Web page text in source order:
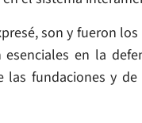
son y fueron
en la
fundaciones y